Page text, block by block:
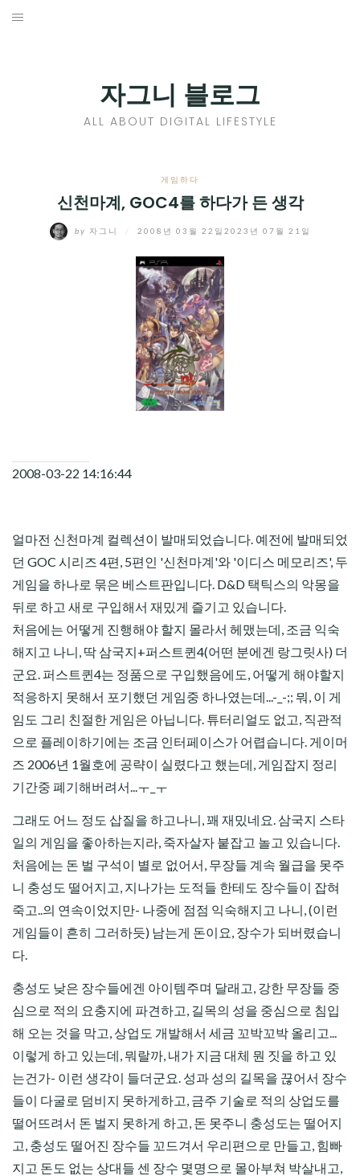
Skip
자그니 블로그
ALL ABOUT DIGITAL LIFESTYLE
게임하다
신천마계, GOC4를 하다가 든 생각
by 자그니 2008년 03월 22일 2023년 07월 21일
2008-03-22 14:16:44
얼마전 신천마계 컬렉션이 발매되었습니다. 예전에 발매되었
던 GOC 시리즈 4편, 5편인 '신천마계'와 '이디스 메모리즈', 두
게임을 하나로 묶은 베스트판입니다. D&D 택틱스의 악몽을
뒤로 하고 새로 구입해서 재밌게 즐기고 있습니다.
처음에는 어떻게 진행해야 할지 몰라서 헤맸는데, 조금 익숙
해지고 나니, 딱 삼국지+퍼스트퀸4(어떤 분에겐 랑그릿사) 더
군요. 퍼스트퀸4는 정품으로 구입했음에도, 어떻게 해야할지
적응하지 못해서 포기했던 게임중 하나였는데...-_-;; 뭐, 이 게
임도 그리 친절한 게임은 아닙니다. 튜터리얼도 없고, 직관적
으로 플레이하기에는 조금 인터페이스가 어렵습니다. 게이머
즈 2006년 1월호에 공략이 실렸다고 했는데, 게임잡지 정리
기간중 폐기해버려서...ㅜ_ㅜ
그래도 어느 정도 삽질을 하고나니, 꽤 재밌네요. 삼국지 스타
일의 게임을 좋아하는지라, 죽자살자 붙잡고 놀고 있습니다.
처음에는 돈 벌 구석이 별로 없어서, 무장들 계속 월급을 못주
니 충성도 떨어지고, 지나가는 도적들 한테도 장수들이 잡혀
죽고..의 연속이었지만- 나중에 점점 익숙해지고 나니, (이런
게임들이 흔히 그러하듯) 남는게 돈이요, 장수가 되버렸습니
다.
충성도 낮은 장수들에겐 아이템주며 달래고, 강한 무장들 중
심으로 적의 요충지에 파견하고, 길목의 성을 중심으로 침입
해 오는 것을 막고, 상업도 개발해서 세금 꼬박꼬박 올리고...
이렇게 하고 있는데, 뭐랄까, 내가 지금 대체 뭔 짓을 하고 있
는건가- 이런 생각이 들더군요. 성과 성의 길목을 끊어서 장수
들이 다굴로 덤비지 못하게하고, 금주 기술로 적의 상업도를
떨어뜨려서 돈 벌지 못하게 하고, 돈 못주니 충성도는 떨어지
고, 충성도 떨어진 장수들 꼬드겨서 우리편으로 만들고, 힘빠
지고 돈도 없는 상대들 센 장수 몇명으로 몰아부쳐 박살내고,
CHILD
MENU
디지털트렌드
디지털라이프
CHILD
MENU
EXPAND
CHILD
MENU
EXPAND
CHILD
MENU